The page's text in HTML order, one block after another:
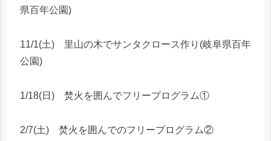
県百年公園)
11/1(土) 里山の木でサンタクロース作り(岐阜県百年
公園)
1/18(日) 焚火を囲んでフリープログラム①
2/7(土) 焚火を囲んでのフリープログラム②